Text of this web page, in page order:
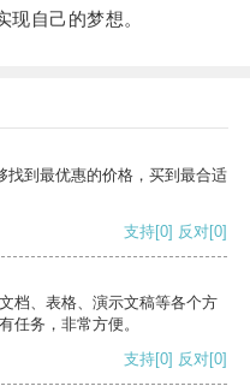
自己的梦想。
找到最优惠的价格，买到最合适
支持[0] 反对[0]
档、表格、演示文稿等各个方
任务，非常方便。
支持[0] 反对[0]